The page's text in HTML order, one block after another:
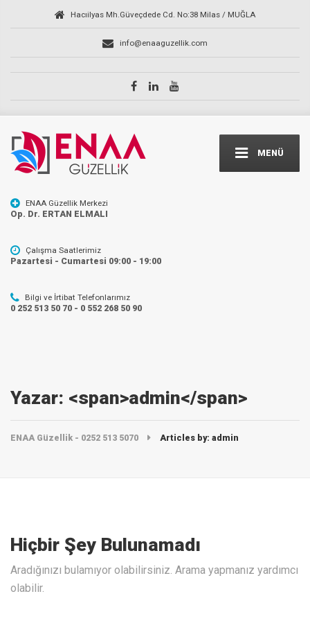
Hacıilyas Mh.Güveçdede Cd. No:38 Milas / MUĞLA
info@enaaguzellik.com
MENÜ
ENAA Güzellik Merkezi
Op. Dr. ERTAN ELMALI
Çalışma Saatlerimiz
Pazartesi - Cumartesi 09:00 - 19:00
Bilgi ve İrtibat Telefonlarımız
0 252 513 50 70 - 0 552 268 50 90
Yazar: <span>admin</span>
ENAA Güzellik - 0252 513 5070 Articles by: admin
Hiçbir Şey Bulunamadı
Aradığınızı bulamıyor olabilirsiniz. Arama yapmanız yardımcı
olabilir.